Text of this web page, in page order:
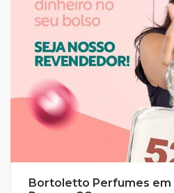
Bortoletto Perfumes em